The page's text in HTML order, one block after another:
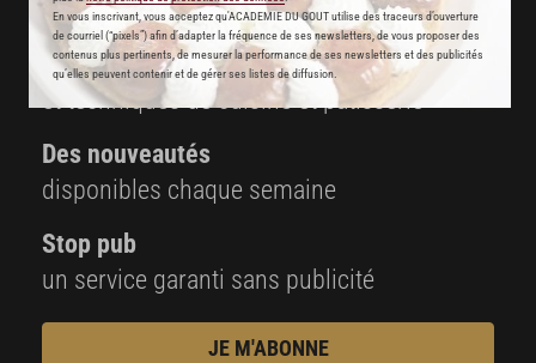
En vous inscrivant, vous acceptez qu'ACADEMIE DU GOUT utilise des traceurs d’ouverture
de courriel (“pixels”) afin d’adapter la fréquence de ses newsletters, de vous proposer des
contenus plus pertinents, de mesurer la performance de ses newsletters et des publicités
qu’elles peuvent contenir et de gérer ses listes de diffusion.
partagées par vos chefs préférés
2000vidéos de recettes
et techniques de cuisine et pâtisserie
Des nouveautés
disponibles chaque semaine
Stop pub
un service garanti sans publicité
JE M'ABONNE